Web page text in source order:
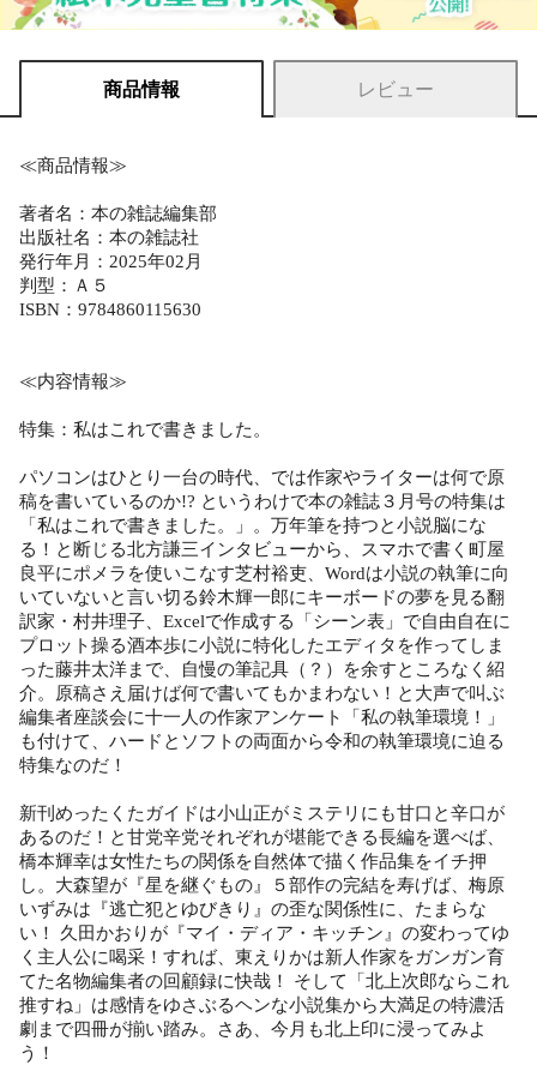
商品情報 レビュー
≪商品情報≫
著者名：本の雑誌編集部
出版社名：本の雑誌社
発行年月：2025年02月
判型：Ａ５
ISBN：9784860115630
≪内容情報≫
特集：私はこれで書きました。
パソコンはひとり一台の時代、では作家やライターは何で原
稿を書いているのか!? というわけで本の雑誌３月号の特集は
「私はこれで書きました。」。万年筆を持つと小説脳にな
る！と断じる北方謙三インタビューから、スマホで書く町屋
良平にポメラを使いこなす芝村裕吏、Wordは小説の執筆に向
いていないと言い切る鈴木輝一郎にキーボードの夢を見る翻
訳家・村井理子、Excelで作成する「シーン表」で自由自在に
プロット操る酒本歩に小説に特化したエディタを作ってしま
った藤井太洋まで、自慢の筆記具（？）を余すところなく紹
介。原稿さえ届けば何で書いてもかまわない！と大声で叫ぶ
編集者座談会に十一人の作家アンケート「私の執筆環境！」
も付けて、ハードとソフトの両面から令和の執筆環境に迫る
特集なのだ！
新刊めったくたガイドは小山正がミステリにも甘口と辛口が
あるのだ！と甘党辛党それぞれが堪能できる長編を選べば、
橋本輝幸は女性たちの関係を自然体で描く作品集をイチ押
し。大森望が『星を継ぐもの』５部作の完結を寿げば、梅原
いずみは『逃亡犯とゆびきり』の歪な関係性に、たまらな
い！ 久田かおりが『マイ・ディア・キッチン』の変わってゆ
く主人公に喝采！すれば、東えりかは新人作家をガンガン育
てた名物編集者の回顧録に快哉！ そして「北上次郎ならこれ
推すね」は感情をゆさぶるヘンな小説集から大満足の特濃活
劇まで四冊が揃い踏み。さあ、今月も北上印に浸ってみよ
う！